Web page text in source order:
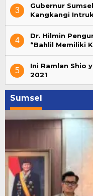
3
Gubernur
Kangkangi
4
Dr. Hilmin
“Bahlil Memiliki
5
Ini Ramlan Shio
2021
Sumsel